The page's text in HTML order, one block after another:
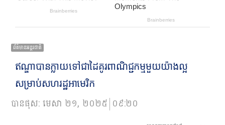
ព័ត៌មានអន្ដរជាតិ
ឥណ្ឌាបានក្លាយទៅជាដៃគូរពាណិជ្ជកម្មមួយយ៉ាងល្អ
សម្រាប់សហរដ្ឋអាមេរិក
បានផុស:មេសា ២១, ២០២៥ ០៩:២០